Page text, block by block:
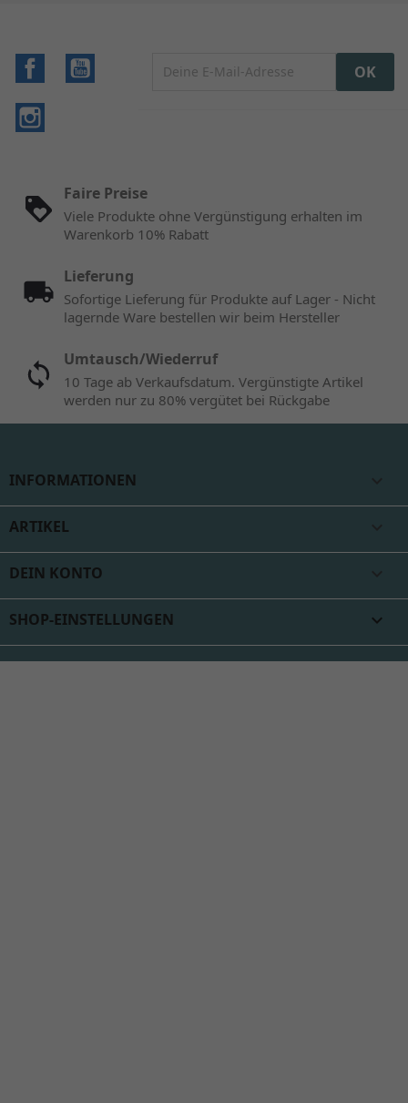
Facebook
Faire Preise
Viele Produkte ohne Vergünstigung erhalten im
Warenkorb 10% Rabatt
Lieferung
Sofortige Lieferung für Produkte auf Lager - Nicht
lagernde Ware bestellen wir beim Hersteller
Umtausch/Wiederruf
10 Tage ab Verkaufsdatum. Vergünstigte Artikel
werden nur zu 80% vergütet bei Rückgabe
INFORMATIONEN
ARTIKEL
DEIN KONTO
SHOP-EINSTELLUNGEN keyboard_arrow_down